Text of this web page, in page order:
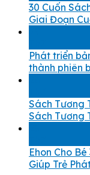
30 Cuốn
Giai Đoạn
Phát triển
thành phiên
Sách Tương
Sách Tương
Ehon Cho
Giúp Trẻ